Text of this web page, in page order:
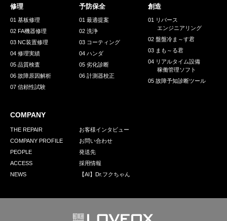
GREEN CHALLENGE
環境への取り組み
お問い合わせ 発送先
修理
01 基板修理
02 FA機器修理
03 NC装置修理
04 修理実績
05 品質検査
06 故障原因解析
07 信頼性試験
予防保全
01 最適提案
02 洗浄
03 コーティング
04 ハンダ
05 劣化診断
06 計測器校正
創造
01 リバース
エンジニアリング
02 盤盤冷ま～す君
03 まも～る君
04 リアルタイム設備
稼働管理ソフト
05 故障予知診断ツール
COMPANY
THE REPAIR
COMPANY PROFILE
PEOPLE
ACCESS
NEWS
お客様インタビュー
お問い合わせ
発送先
採用情報
【AI】Dr.フクちゃん